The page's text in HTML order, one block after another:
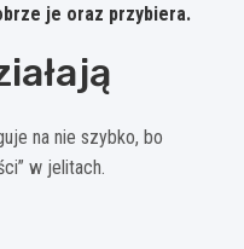
je oraz przybiera.
na nie szybko, bo
w jelitach.